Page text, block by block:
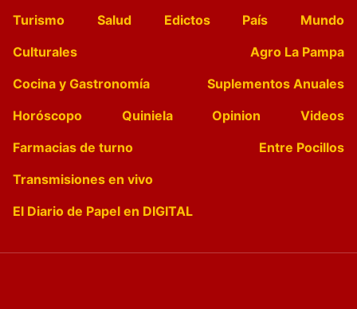
Turismo
Salud Edictos País
Mundo
Culturales
Agro La Pampa
Cocina y Gastronomía
Suplementos Anuales
Horóscopo
Quiniela Opinion
Videos
Farmacias de turno
Entre Pocillos
Transmisiones en vivo
El Diario de Papel en DIGITAL